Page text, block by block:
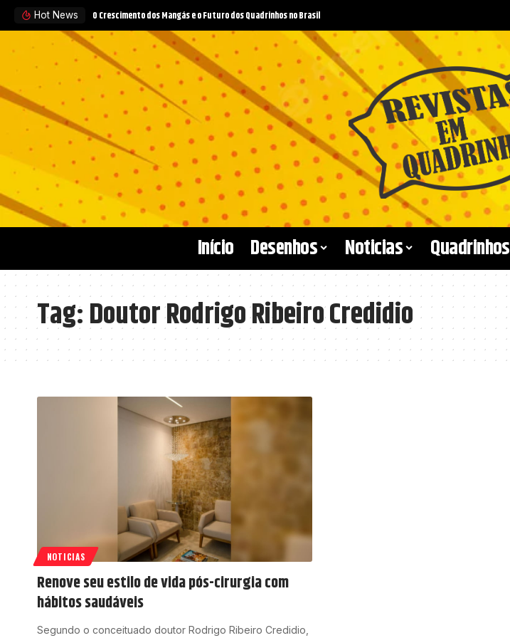
Hot News O Crescimento dos Mangás e o Futuro dos Quadrinhos no Brasil
Início Desenhos Noticias Quadrinhos
Tag:Doutor Rodrigo Ribeiro Credidio
NOTICIAS
Renove seu estilo de vida pós-cirurgia com
hábitos saudáveis
Segundo o conceituado doutor Rodrigo Ribeiro Credidio,